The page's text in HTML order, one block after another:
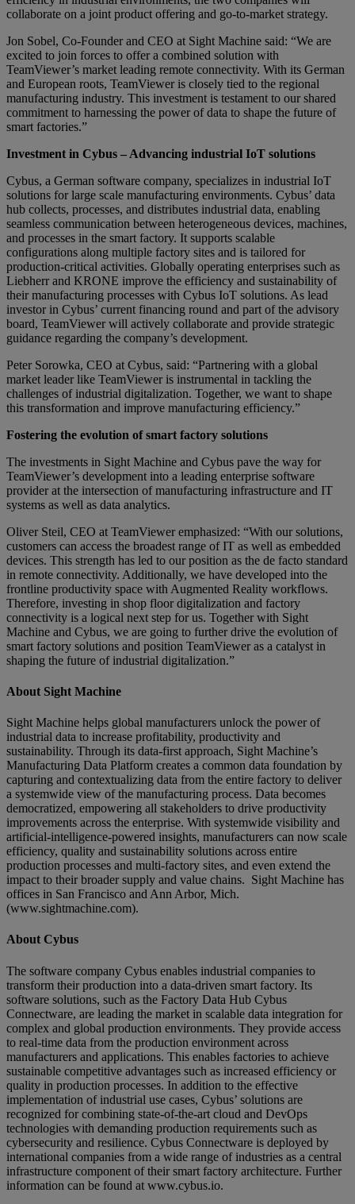
collaborate on a joint product offering and go-to-market strategy.
Jon Sobel, Co-Founder and CEO at Sight Machine said: “We are
excited to join forces to offer a combined solution with
TeamViewer’s market leading remote connectivity. With its German
and European roots, TeamViewer is closely tied to the regional
manufacturing industry. This investment is testament to our shared
commitment to harnessing the power of data to shape the future of
smart factories.”
Investment in Cybus – Advancing industrial IoT solutions
Cybus, a German software company, specializes in industrial IoT
solutions for large scale manufacturing environments. Cybus’ data
hub collects, processes, and distributes industrial data, enabling
seamless communication between heterogeneous devices, machines,
and processes in the smart factory. It supports scalable
configurations along multiple factory sites and is tailored for
production-critical activities. Globally operating enterprises such as
Liebherr and KRONE improve the efficiency and sustainability of
their manufacturing processes with Cybus IoT solutions. As lead
investor in Cybus’ current financing round and part of the advisory
board, TeamViewer will actively collaborate and provide strategic
guidance regarding the company’s development.
Peter Sorowka, CEO at Cybus, said: “Partnering with a global
market leader like TeamViewer is instrumental in tackling the
challenges of industrial digitalization. Together, we want to shape
this transformation and improve manufacturing efficiency.”
Fostering the evolution of smart factory solutions
The investments in Sight Machine and Cybus pave the way for
TeamViewer’s development into a leading enterprise software
provider at the intersection of manufacturing infrastructure and IT
systems as well as data analytics.
Oliver Steil, CEO at TeamViewer emphasized: “With our solutions,
customers can access the broadest range of IT as well as embedded
devices. This strength has led to our position as the de facto standard
in remote connectivity. Additionally, we have developed into the
frontline productivity space with Augmented Reality workflows.
Therefore, investing in shop floor digitalization and factory
connectivity is a logical next step for us. Together with Sight
Machine and Cybus, we are going to further drive the evolution of
smart factory solutions and position TeamViewer as a catalyst in
shaping the future of industrial digitalization.”
About Sight Machine
Sight Machine helps global manufacturers unlock the power of
industrial data to increase profitability, productivity and
sustainability. Through its data-first approach, Sight Machine’s
Manufacturing Data Platform creates a common data foundation by
capturing and contextualizing data from the entire factory to deliver
a systemwide view of the manufacturing process. Data becomes
democratized, empowering all stakeholders to drive productivity
improvements across the enterprise. With systemwide visibility and
artificial-intelligence-powered insights, manufacturers can now scale
efficiency, quality and sustainability solutions across entire
production processes and multi-factory sites, and even extend the
impact to their broader supply and value chains. Sight Machine has
offices in San Francisco and Ann Arbor, Mich.
(www.sightmachine.com).
About Cybus
The software company Cybus enables industrial companies to
transform their production into a data-driven smart factory. Its
software solutions, such as the Factory Data Hub Cybus
Connectware, are leading the market in scalable data integration for
complex and global production environments. They provide access
to real-time data from the production environment across
manufacturers and applications. This enables factories to achieve
sustainable competitive advantages such as increased efficiency or
quality in production processes. In addition to the effective
implementation of industrial use cases, Cybus’ solutions are
recognized for combining state-of-the-art cloud and DevOps
technologies with demanding production requirements such as
cybersecurity and resilience. Cybus Connectware is deployed by
international companies from a wide range of industries as a central
infrastructure component of their smart factory architecture. Further
information can be found at www.cybus.io.